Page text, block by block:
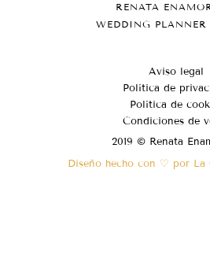
RENATA
WEDDING PLANNER
Aviso legal
Política de
Política de
Condiciones de
2019 © Renata
Diseño hecho con ♡ por La